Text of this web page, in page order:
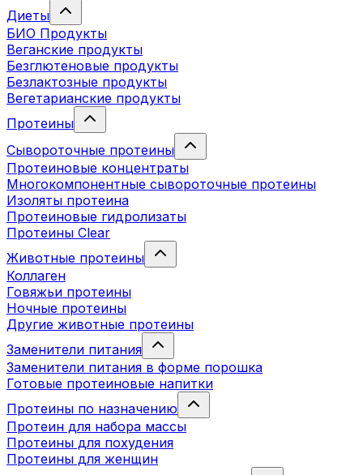
Диеты
БИО Продукты
Веганские продукты
Безглютеновые продукты
Безлактозные продукты
Вегетарианские продукты
Протеины
Сывороточные протеины
Протеиновые концентраты
Многокомпонентные сывороточные протеины
Изоляты протеина
Протеиновые гидролизаты
Протеины Clear
Животные протеины
Коллаген
Говяжьи протеины
Ночные протеины
Другие животные протеины
Заменители питания
Заменители питания в форме порошка
Готовые протеиновые напитки
Протеины по назначению
Протеин для набора массы
Протеины для похудения
Протеины для женщин